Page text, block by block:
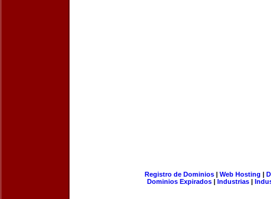
Registro de Dominios| Web Hosting |
Dominios Expirados | Industrias |